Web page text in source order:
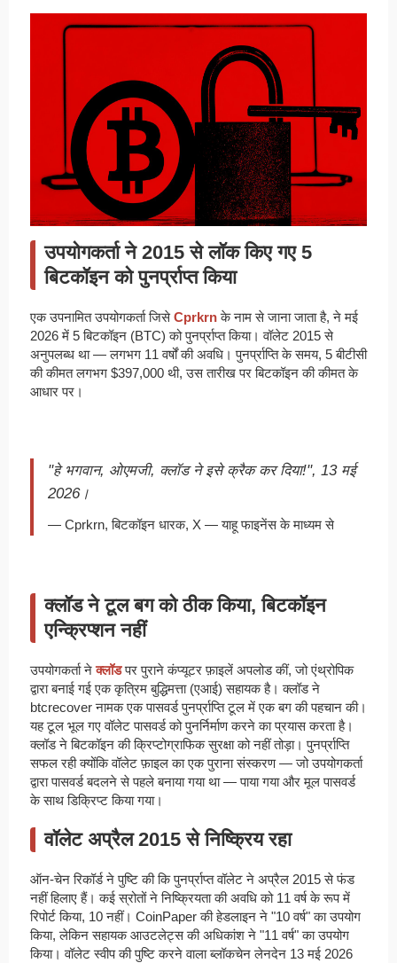
उपयोगकर्ता ने 2015 से लॉक किए गए 5
बिटकॉइन को पुनर्प्राप्त किया
एक उपनामित उपयोगकर्ता जिसेCprkrnके नाम से जाना जाता है, ने मई
2026 में 5 बिटकॉइन (BTC) को पुनर्प्राप्त किया। वॉलेट 2015 से
अनुपलब्ध था — लगभग 11 वर्षों की अवधि। पुनर्प्राप्ति के समय, 5 बीटीसी
की कीमत लगभग $397,000 थी, उस तारीख पर बिटकॉइन की कीमत के
आधार पर।
"हे भगवान, ओएमजी, क्लॉड ने इसे क्रैक कर दिया!", 13 मई
2026।
— Cprkrn, बिटकॉइन धारक, X — याहू फाइनेंस के माध्यम से
क्लॉड ने टूल बग को ठीक किया, बिटकॉइन
एन्क्रिप्शन नहीं
उपयोगकर्ता नेक्लॉडपर पुराने कंप्यूटर फ़ाइलें अपलोड कीं, जो एंथ्रोपिक
द्वारा बनाई गई एक कृत्रिम बुद्धिमत्ता (एआई) सहायक है। क्लॉड ने
btcrecover नामक एक पासवर्ड पुनर्प्राप्ति टूल में एक बग की पहचान की।
यह टूल भूल गए वॉलेट पासवर्ड को पुनर्निर्माण करने का प्रयास करता है।
क्लॉड ने बिटकॉइन की क्रिप्टोग्राफिक सुरक्षा को नहीं तोड़ा। पुनर्प्राप्ति
सफल रही क्योंकि वॉलेट फ़ाइल का एक पुराना संस्करण — जो उपयोगकर्ता
द्वारा पासवर्ड बदलने से पहले बनाया गया था — पाया गया और मूल पासवर्ड
के साथ डिक्रिप्ट किया गया।
वॉलेट अप्रैल 2015 से निष्क्रिय रहा
ऑन-चेन रिकॉर्ड ने पुष्टि की कि पुनर्प्राप्त वॉलेट ने अप्रैल 2015 से फंड
नहीं हिलाए हैं। कई स्रोतों ने निष्क्रियता की अवधि को 11 वर्ष के रूप में
रिपोर्ट किया, 10 नहीं। CoinPaper की हेडलाइन ने "10 वर्ष" का उपयोग
किया, लेकिन सहायक आउटलेट्स की अधिकांश ने "11 वर्ष" का उपयोग
किया। वॉलेट स्वीप की पुष्टि करने वाला ब्लॉकचेन लेनदेन 13 मई 2026